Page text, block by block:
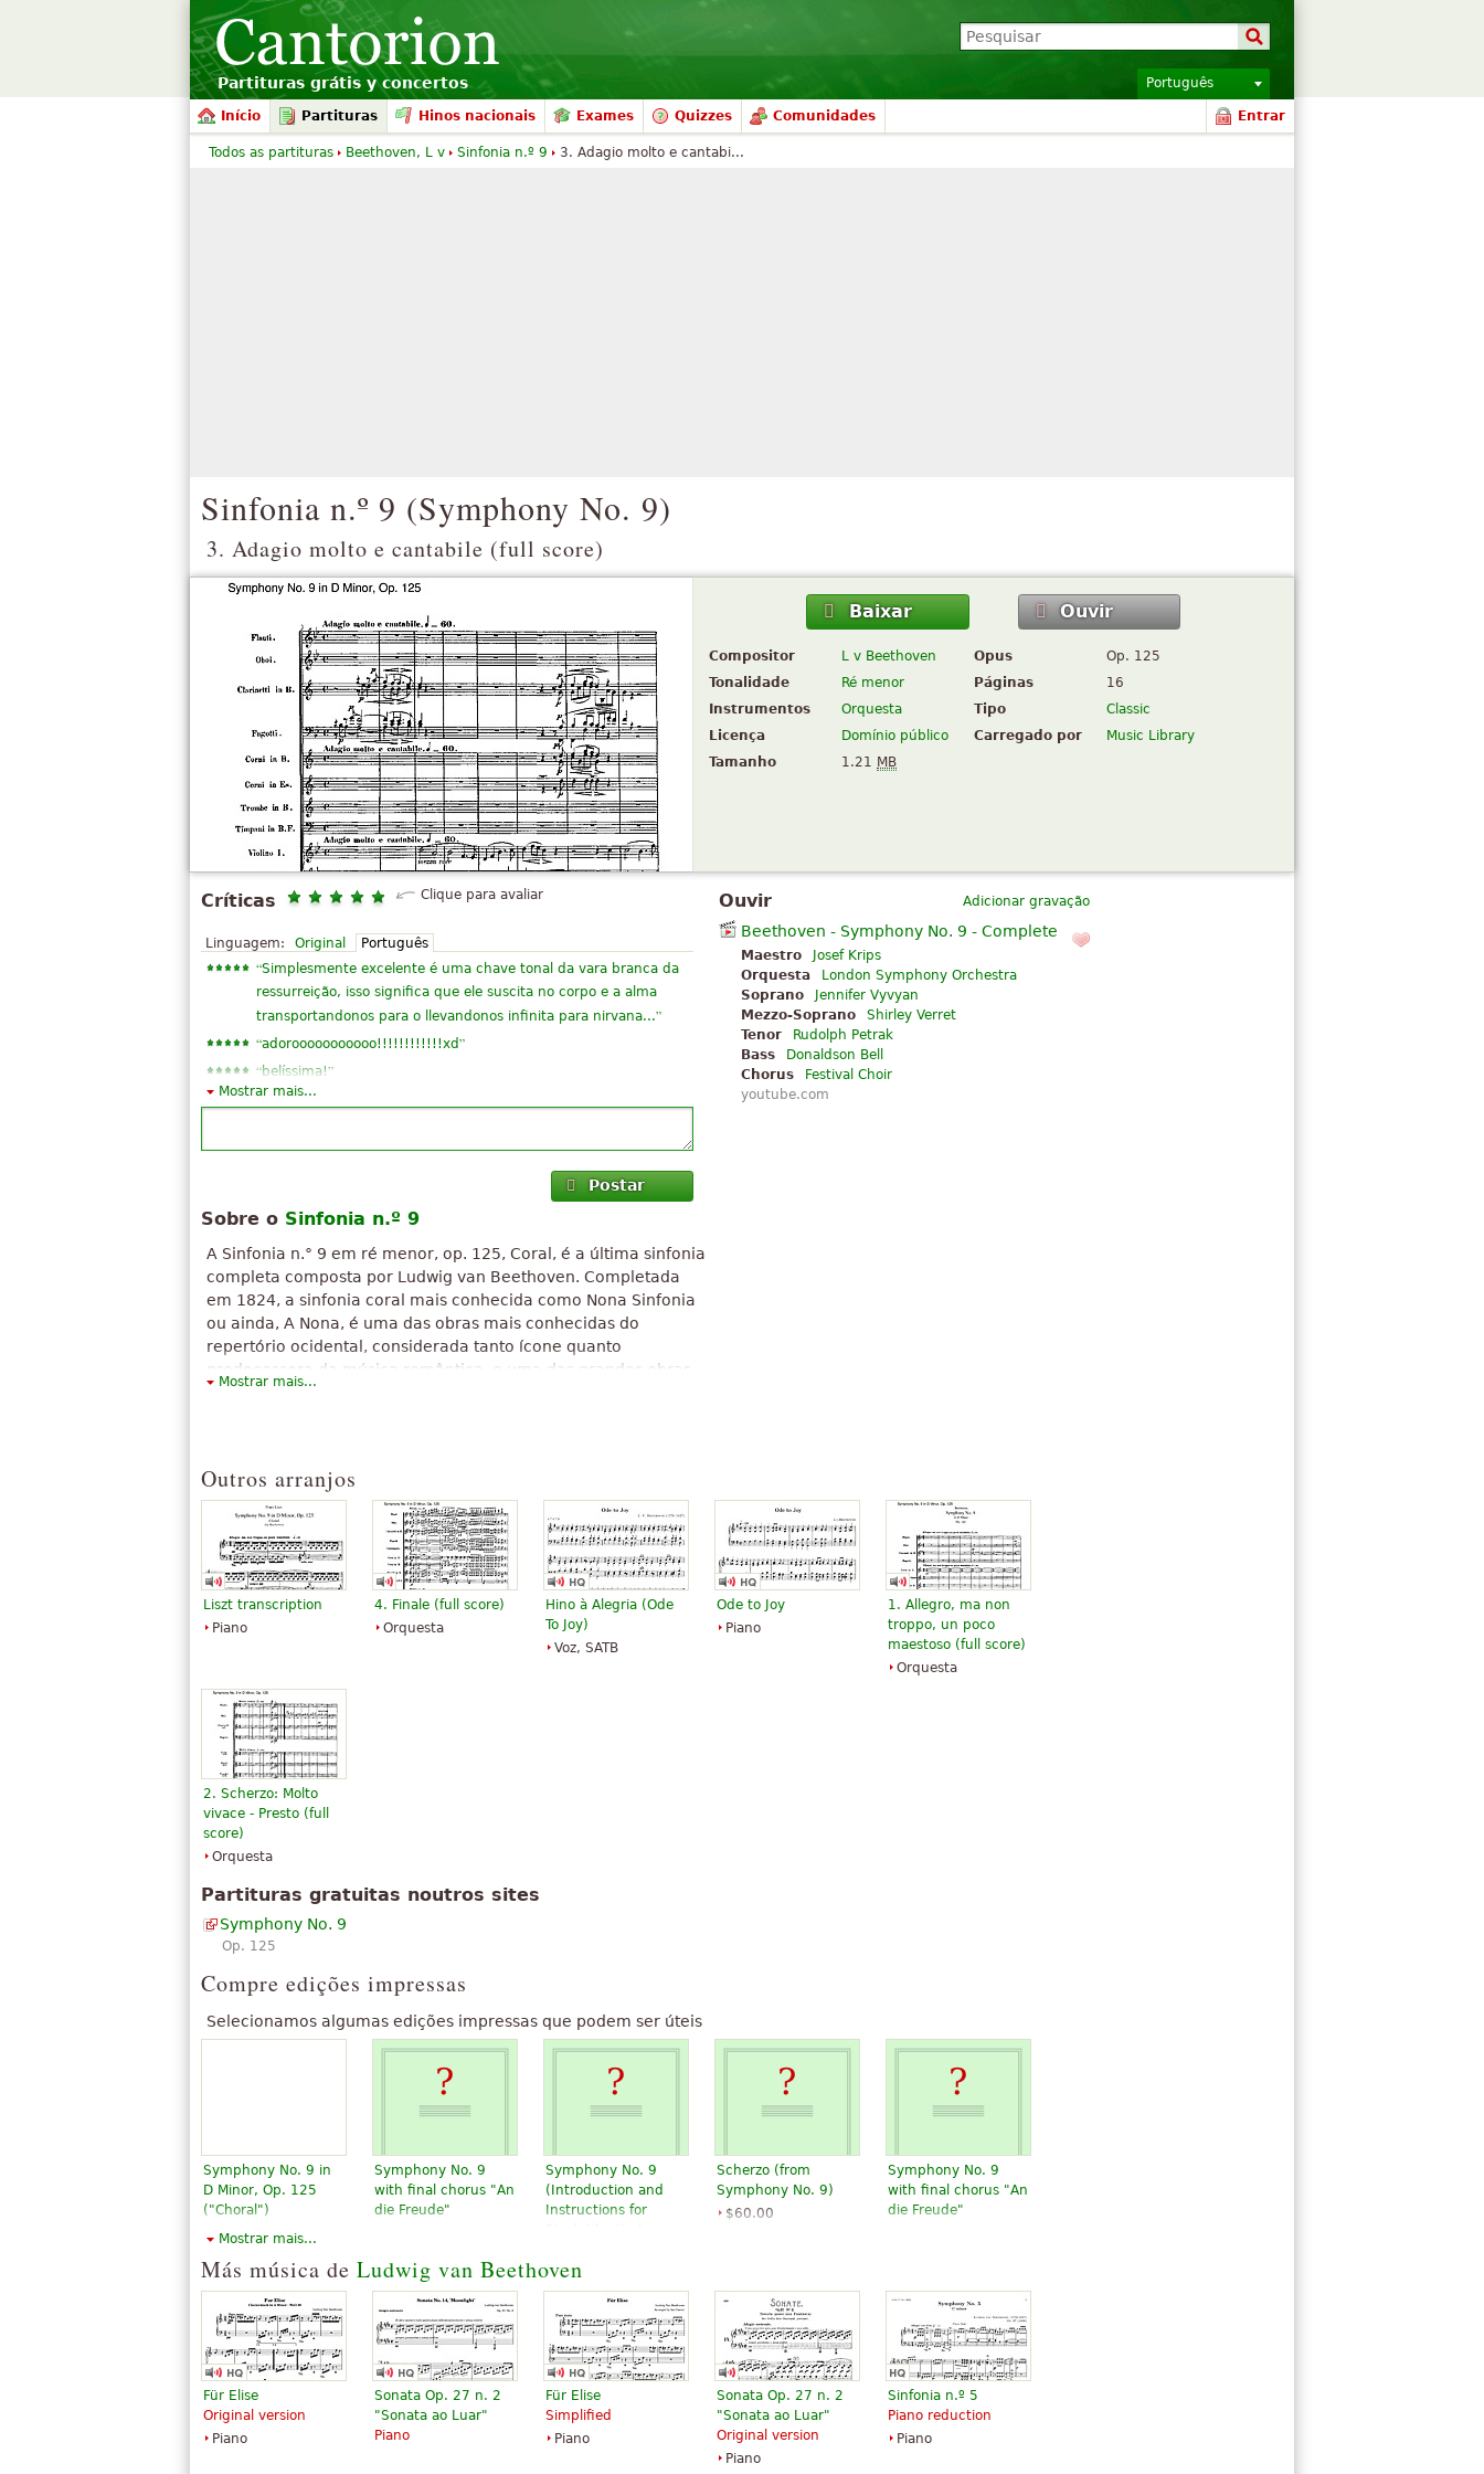
Partituras grátis y concertos Português
Início Partituras Hinos nacionais Exames Quizzes Comunidades Entrar
Sinfonia n.º 9 (Symphony No. 9)
3. Adagio molto e cantabile (full score)
Baixar Ouvir
Compositor L v Beethoven Opus
Op. 125
Tonalidade
Ré menor Páginas
16
Instrumentos
Orquesta Tipo
Classic
Licença
Domínio público Carregado por
Music Library
Tamanho
1.21 MB
Adicionar gravação
Ouvir
Beethoven - Symphony No. 9 - Complete
Maestro
Josef Krips
Orquesta
London Symphony Orchestra
Soprano
Jennifer Vyvyan
Mezzo-Soprano
Shirley Verret
Tenor
Rudolph Petrak
Bass
Donaldson Bell
Chorus
Festival Choir
youtube.com
Críticas Clique para avaliar
Linguagem: Original Português
“Simplesmente excelente é uma chave tonal da vara branca da
ressurreição, isso significa que ele suscita no corpo e a alma
transportandonos para o llevandonos infinita para nirvana...”
“adorooooooooooo!!!!!!!!!!!!xd”
“belíssima!”
Mostrar mais...
Postar
Sobre o Sinfonia n.º 9
A Sinfonia n.° 9 em ré menor, op. 125, Coral, é a última sinfonia
completa composta por Ludwig van Beethoven. Completada
em 1824, a sinfonia coral mais conhecida como Nona Sinfonia
ou ainda, A Nona, é uma das obras mais conhecidas do
repertório ocidental, considerada tanto ícone quanto
predecessora da música romântica, e uma das grandes obras-
primas de Beethoven.
Mostrar mais...
Outros arranjos
Liszt transcription
Piano
4. Finale (full score)
Orquesta
Hino à Alegria (Ode
To Joy)
Voz, SATB
Ode to Joy
Piano
1. Allegro, ma non
troppo, un poco
maestoso (full score)
Orquesta
2. Scherzo: Molto
vivace - Presto (full
score)
Orquesta
Partituras gratuitas noutros sites
Symphony No. 9
Op. 125
Compre edições impressas
Selecionamos algumas edições impressas que podem ser úteis
Symphony No. 9 in
D Minor, Op. 125
("Choral")
$8.95
Dover
Publications
Symphony No. 9
with final chorus "An
die Freude"
Baerenreiter
Symphony No. 9
(Introduction and
Instructions for
$8.95
Edition Peters
Scherzo (from
Symphony No. 9)
$60.00
Symphony No. 9
with final chorus "An
die Freude"
Mostrar mais...
Más música de Ludwig van Beethoven
Für Elise
Original version
Piano
Sonata Op. 27 n. 2
"Sonata ao Luar"
Piano
Für Elise
Simplified
Piano
Sonata Op. 27 n. 2
"Sonata ao Luar"
Original version
Piano
Sinfonia n.º 5
Piano reduction
Piano
Todos as partituras Beethoven, L v Sinfonia n.º 9 3. Adagio molto e cantabi...